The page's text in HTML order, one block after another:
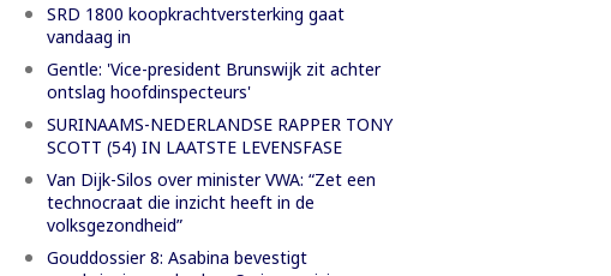
SRD 1800 koopkrachtversterking gaat
vandaag in
Gentle: 'Vice-president Brunswijk zit achter
ontslag hoofdinspecteurs'
SURINAAMS-NEDERLANDSE RAPPER TONY
SCOTT (54) IN LAATSTE LEVENSFASE
Van Dijk-Silos over minister VWA: “Zet een
technocraat die inzicht heeft in de
volksgezondheid”
Gouddossier 8: Asabina bevestigt